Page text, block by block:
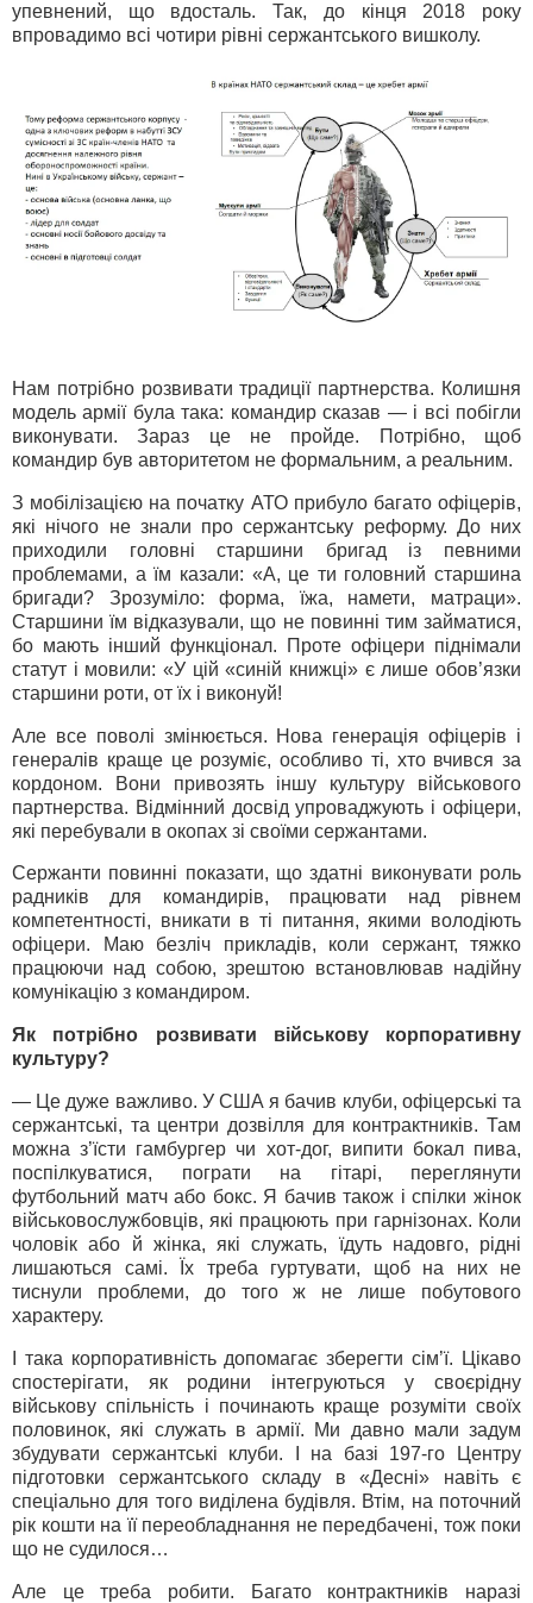
упевнений, що вдосталь. Так, до кінця 2018 року
впровадимо всі чотири рівні сержантського вишколу.
Нам потрібно розвивати традиції партнерства. Колишня
модель армії була така: командир сказав — і всі побігли
виконувати. Зараз це не пройде. Потрібно, щоб
командир був авторитетом не формальним, а реальним.
З мобілізацією на початку АТО прибуло багато офіцерів,
які нічого не знали про сержантську реформу. До них
приходили головні старшини бригад із певними
проблемами, а їм казали: «А, це ти головний старшина
бригади? Зрозуміло: форма, їжа, намети, матраци».
Старшини їм відказували, що не повинні тим займатися,
бо мають інший функціонал. Проте офіцери піднімали
статут і мовили: «У цій «синій книжці» є лише обов’язки
старшини роти, от їх і виконуй!
Але все поволі змінюється. Нова генерація офіцерів і
генералів краще це розуміє, особливо ті, хто вчився за
кордоном. Вони привозять іншу культуру військового
партнерства. Відмінний досвід упроваджують і офіцери,
які перебували в окопах зі своїми сержантами.
Сержанти повинні показати, що здатні виконувати роль
радників для командирів, працювати над рівнем
компетентності, вникати в ті питання, якими володіють
офіцери. Маю безліч прикладів, коли сержант, тяжко
працюючи над собою, зрештою встановлював надійну
комунікацію з командиром.
Як потрібно розвивати військову корпоративну
культуру?
— Це дуже важливо. У США я бачив клуби, офіцерські та
сержантські, та центри дозвілля для контрактників. Там
можна з’їсти гамбургер чи хот-дог, випити бокал пива,
поспілкуватися, пограти на гітарі, переглянути
футбольний матч або бокс. Я бачив також і спілки жінок
військовослужбовців, які працюють при гарнізонах. Коли
чоловік або й жінка, які служать, їдуть надовго, рідні
лишаються самі. Їх треба гуртувати, щоб на них не
тиснули проблеми, до того ж не лише побутового
характеру.
І така корпоративність допомагає зберегти сім’ї. Цікаво
спостерігати, як родини інтегруються у своєрідну
військову спільність і починають краще розуміти своїх
половинок, які служать в армії. Ми давно мали задум
збудувати сержантські клуби. І на базі 197-го Центру
підготовки сержантського складу в «Десні» навіть є
спеціально для того виділена будівля. Втім, на поточний
рік кошти на її переобладнання не передбачені, тож поки
що не судилося…
Але це треба робити. Багато контрактників наразі